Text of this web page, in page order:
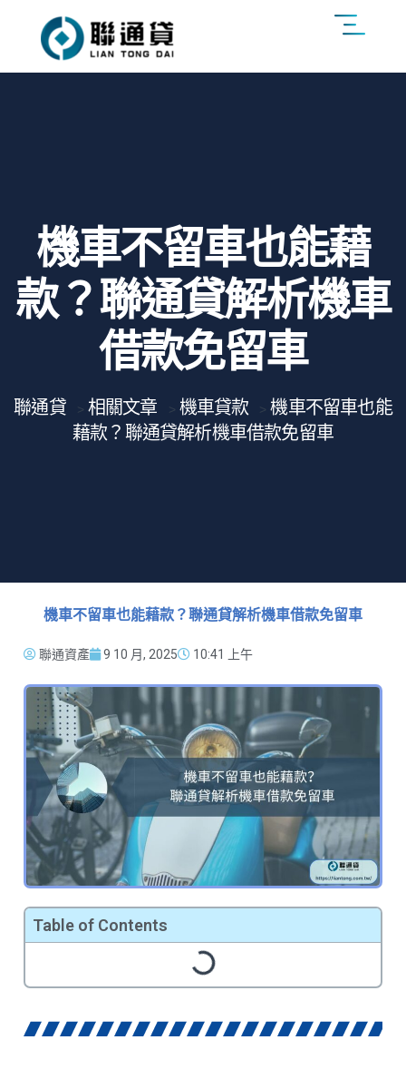
機車不留車也能藉
款？聯通貸解析機車
借款免留車
聯通貸 > 相關文章 > 機車貸款 >機車不留車也能
藉款？聯通貸解析機車借款免留車
機車不留車也能藉款？聯通貸解析機車借款免留車
聯通資產 9 10 月, 2025 10:41 上午
Table of Contents